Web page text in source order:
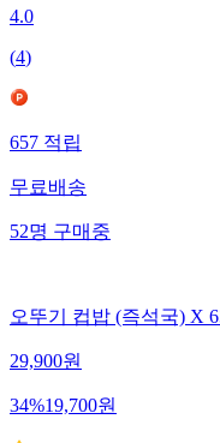
4.0
(4)
657적립
무료배송
52명구매중
오뚜기 컵밥 (즉석국) X
29,900원
34%19,700원